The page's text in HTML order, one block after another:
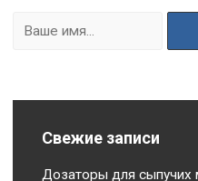
Свежие записи
Дозаторы для сыпучих